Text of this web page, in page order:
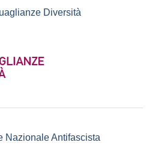
Diversità
Nazionale Antifascista